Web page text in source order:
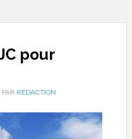
pour
PAR RÉDACTION